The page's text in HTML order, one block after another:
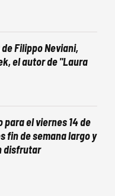
Filippo Neviani,
el autor de "Laura
el viernes 14 de
fin de semana largo y
disfrutar